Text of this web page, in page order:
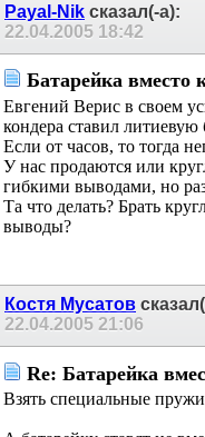
Payal-Nikсказал(-
22.04.2005
Батарейка вместо
Евгений Верис в своем
кондера ставил литиевую
Если от часов, то тогда
У нас продаются или
гибкими выводами, но
Та что делать? Брать
выводы?
Костя Мусатов
22.04.2005
Re: Батарейка
Взять специальные